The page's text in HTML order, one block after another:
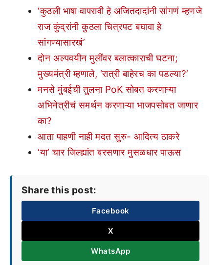
‘कुठली भाषा वापरावी हे अजितदादांनी सांगणं म्हणजे
राज कुंद्रांनी कुठला चित्रपट बघावा हे
सांगण्यासारखं’
दोन अल्पवयीन मुलींवर बलात्काराची घटना;
मुख्यमंत्री म्हणाले, ‘रात्री बाहेरच का पडल्या?’
मनसे मुंबईची तुलना PoK सोबत करणाऱ्या
अभिनेत्रीचं समर्थन करणाऱ्या भाजपसोबत जाणार
का?
आता पाहणी नाही मदत सुरु- आदित्य ठाकरे
‘या’ चार जिल्ह्यांत बरसणार मुसळधार पाऊस
Share this post:
Facebook
X
WhatsApp